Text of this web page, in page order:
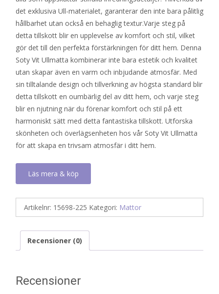
det exklusiva Ull-materialet, garanterar den inte bara pålitlig
hållbarhet utan också en behaglig textur.Varje steg på
detta tillskott blir en upplevelse av komfort och stil, vilket
gör det till den perfekta förstärkningen för ditt hem. Denna
Soty Vit Ullmatta kombinerar inte bara estetik och kvalitet
utan skapar även en varm och inbjudande atmosfär. Med
sin tilltalande design och tillverkning av högsta standard blir
detta tillskott en oumbärlig del av ditt hem, och varje steg
blir en njutning när du förenar komfort och stil på ett
harmoniskt sätt med detta fantastiska tillskott. Utforska
skönheten och överlägsenheten hos vår Soty Vit Ullmatta
för att skapa en trivsam atmosfär i ditt hem.
Läs mera & köp
Artikelnr: 15698-225 Kategori: Mattor
Recensioner (0)
Recensioner